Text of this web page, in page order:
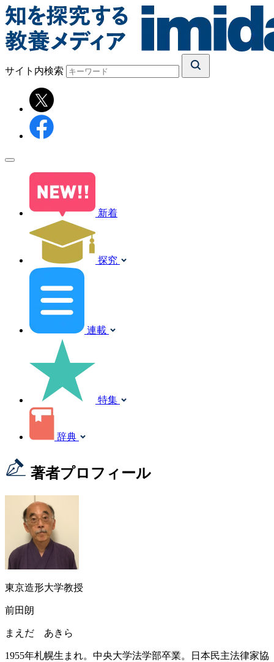
サイト内検索
新着
探究
連載
特集
辞典
著者プロフィール
東京造形大学教授
前田朗
まえだ あきら
1955年札幌生まれ。中央大学法学部卒業。日本民主法律家協